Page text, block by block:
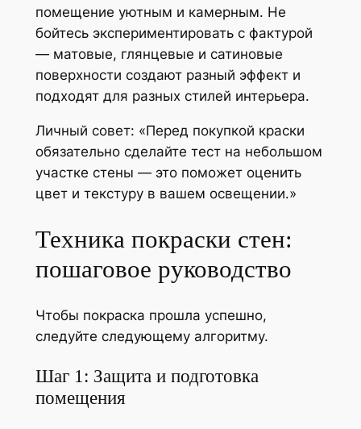
помещение уютным и камерным. Не
бойтесь экспериментировать с фактурой
— матовые, глянцевые и сатиновые
поверхности создают разный эффект и
подходят для разных стилей интерьера.
Личный совет: «Перед покупкой краски
обязательно сделайте тест на небольшом
участке стены — это поможет оценить
цвет и текстуру в вашем освещении.»
Техника покраски стен:
пошаговое руководство
Чтобы покраска прошла успешно,
следуйте следующему алгоритму.
Шаг 1: Защита и подготовка
помещения